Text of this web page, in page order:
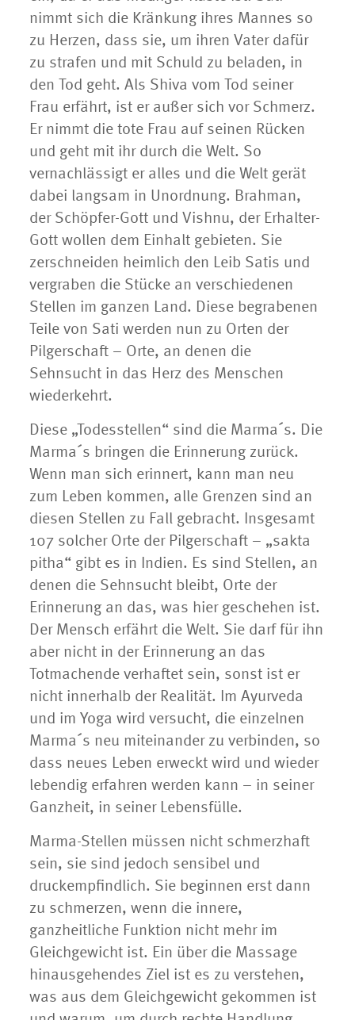
nimmt sich die Kränkung ihres Mannes so
zu Herzen, dass sie, um ihren Vater dafür
zu strafen und mit Schuld zu beladen, in
den Tod geht. Als Shiva vom Tod seiner
Frau erfährt, ist er außer sich vor Schmerz.
Er nimmt die tote Frau auf seinen Rücken
und geht mit ihr durch die Welt. So
vernachlässigt er alles und die Welt gerät
dabei langsam in Unordnung. Brahman,
der Schöpfer-Gott und Vishnu, der Erhalter-
Gott wollen dem Einhalt gebieten. Sie
zerschneiden heimlich den Leib Satis und
vergraben die Stücke an verschiedenen
Stellen im ganzen Land. Diese begrabenen
Teile von Sati werden nun zu Orten der
Pilgerschaft – Orte, an denen die
Sehnsucht in das Herz des Menschen
wiederkehrt.
Diese „Todesstellen“ sind die Marma´s. Die
Marma´s bringen die Erinnerung zurück.
Wenn man sich erinnert, kann man neu
zum Leben kommen, alle Grenzen sind an
diesen Stellen zu Fall gebracht. Insgesamt
107 solcher Orte der Pilgerschaft – „sakta
pitha“ gibt es in Indien. Es sind Stellen, an
denen die Sehnsucht bleibt, Orte der
Erinnerung an das, was hier geschehen ist.
Der Mensch erfährt die Welt. Sie darf für ihn
aber nicht in der Erinnerung an das
Totmachende verhaftet sein, sonst ist er
nicht innerhalb der Realität. Im Ayurveda
und im Yoga wird versucht, die einzelnen
Marma´s neu miteinander zu verbinden, so
dass neues Leben erweckt wird und wieder
lebendig erfahren werden kann – in seiner
Ganzheit, in seiner Lebensfülle.
Marma-Stellen müssen nicht schmerzhaft
sein, sie sind jedoch sensibel und
druckempfindlich. Sie beginnen erst dann
zu schmerzen, wenn die innere,
ganzheitliche Funktion nicht mehr im
Gleichgewicht ist. Ein über die Massage
hinausgehendes Ziel ist es zu verstehen,
was aus dem Gleichgewicht gekommen ist